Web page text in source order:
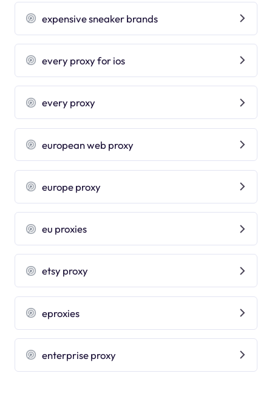
expensive sneaker brands
every proxy for ios
every proxy
european web proxy
europe proxy
eu proxies
etsy proxy
eproxies
enterprise proxy